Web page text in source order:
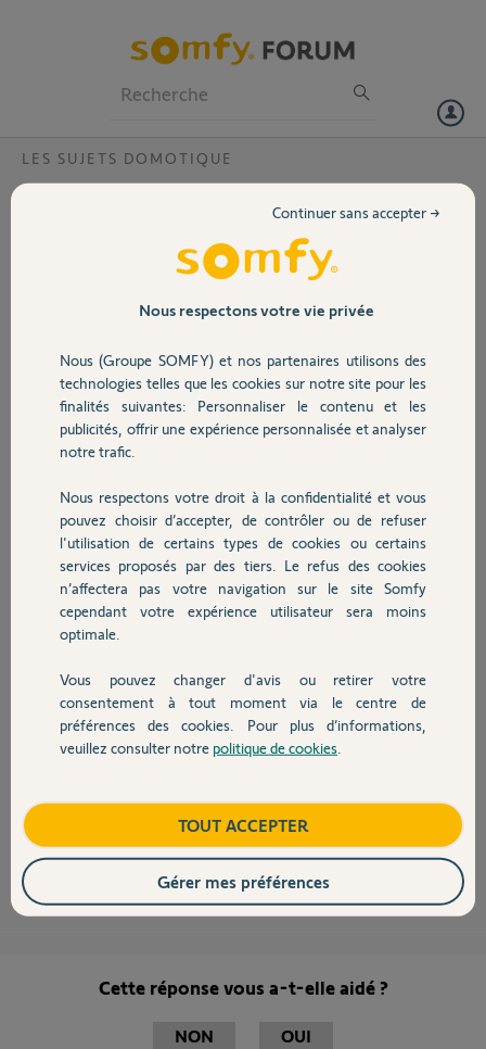
Volet
Sécurité
Domotique
Chauffage
Autres produits
Devis avec un pro
Contact
LES SUJETS DOMOTIQUE
Bj. J'aimerai savoir s'il exite une icone Tahoma que je pourrai installer
sur mon ordinateur pour éviter d'y accéder rapidement ? Si oui
il y a plus de 10 ans
Participer au fil de discussion
Personnellement sur ma tablette en utilisant l'URL tahomalink.com, j'ai
créé un raccourcis bureau et ça ma créée icone automatiquement.
Je ne sais pas si le PC reprend exactement le même icône mais le rendu
donne ça... (cf photo jointe).
Si le rendu PC n'est pas similaire et que vous ne savez comment réaliser
patients car je ne promets pas de le faire immédiatement.
Cordialement.
Cette réponse vous a-t-elle aidé ?
NON OUI
Nous respectons votre vie privée
Nous (Groupe SOMFY) et nos partenaires utilisons des
technologies telles que les cookies sur notre site pour les
finalités suivantes: Personnaliser le contenu et les
publicités, offrir une expérience personnalisée et analyser
notre trafic.
Nous respectons votre droit à la confidentialité et vous
pouvez choisir d’accepter, de contrôler ou de refuser
l'utilisation de certains types de cookies ou certains
services proposés par des tiers. Le refus des cookies
n’affectera pas votre navigation sur le site Somfy
cependant votre expérience utilisateur sera moins
optimale.
Vous pouvez changer d'avis ou retirer votre
consentement à tout moment via le centre de
préférences des cookies. Pour plus d’informations,
veuillez consulter notre politique de cookies
Continuer sans accepter →
TOUT ACCEPTER
Gérer mes préférences